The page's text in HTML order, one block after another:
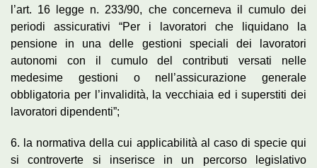
l’art. 16 legge n. 233/90, che concerneva il cumulo dei
periodi assicurativi “Per i lavoratori che liquidano la
pensione in una delle gestioni speciali dei lavoratori
autonomi con il cumulo del contributi versati nelle
medesime gestioni o nell’assicurazione generale
obbligatoria per l’invalidità, la vecchiaia ed i superstiti dei
lavoratori dipendenti”;
6. la normativa della cui applicabilità al caso di specie qui
si controverte si inserisce in un percorso legislativo